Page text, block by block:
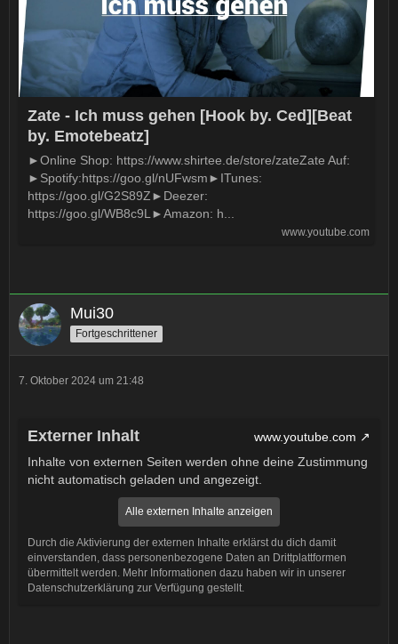
Zate - Ich muss gehen [Hook by. Ced][Beat
by. Emotebeatz]
►Online Shop: https://www.shirtee.de/store/zateZate Auf:
►Spotify:https://goo.gl/nUFwsm►ITunes:
https://goo.gl/G2S89Z►Deezer:
https://goo.gl/WB8c9L►Amazon: h...
www.youtube.com
Mui30
Fortgeschrittener
7. Oktober 2024 um 21:48
Externer Inhalt
www.youtube.com
Inhalte von externen Seiten werden ohne deine Zustimmung
nicht automatisch geladen und angezeigt.
Alle externen Inhalte anzeigen
Durch die Aktivierung der externen Inhalte erklärst du dich damit
einverstanden, dass personenbezogene Daten an Drittplattformen
übermittelt werden. Mehr Informationen dazu haben wir in unserer
Datenschutzerklärung zur Verfügung gestellt.